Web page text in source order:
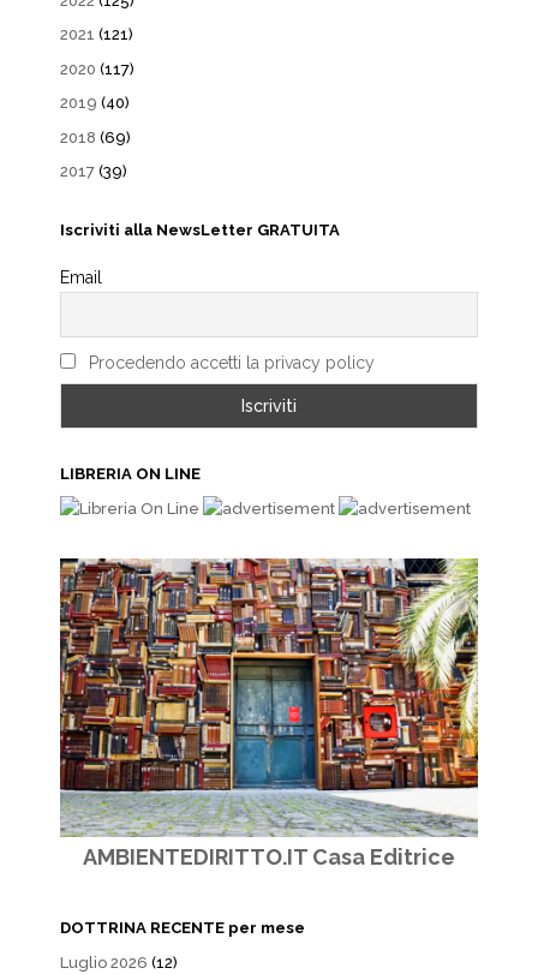
2021 (121)
2020 (117)
2019 (40)
2018 (69)
2017 (39)
Iscriviti alla NewsLetter GRATUITA
Email
Procedendo accetti la privacy policy
LIBRERIA ON LINE
AMBIENTEDIRITTO.IT Casa Editrice
DOTTRINA RECENTE per mese
Luglio 2026 (12)